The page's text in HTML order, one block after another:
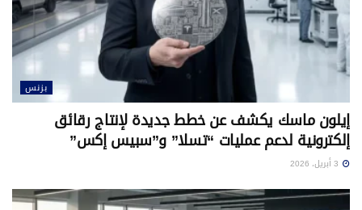
بزنس
إيلون ماسك يكشف عن خطط جديدة لإنتاج رقائق
إلكترونية لدعم عمليات “تسلا” و”سبيس إكس”